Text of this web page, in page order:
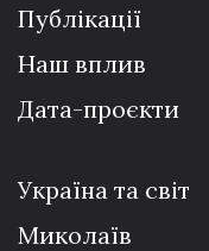
Публікації
Наш вплив
Дата-проєкти
Україна та світ
Миколаїв